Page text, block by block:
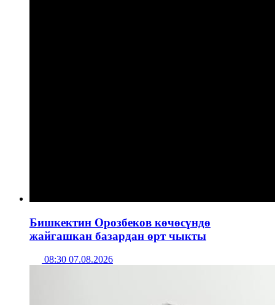
Бишкектин Орозбеков көчөсүндө
жайгашкан базардан өрт чыкты
08:30 07.08.2026